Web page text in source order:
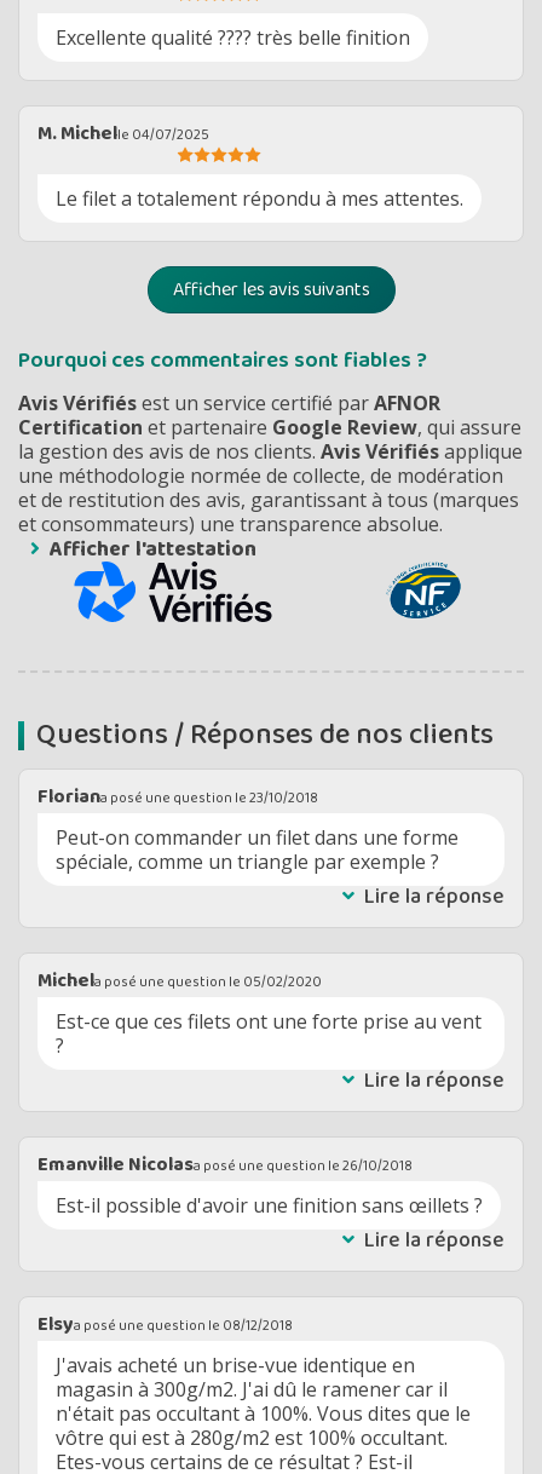
Excellente qualité ???? très belle finition
M. Michelle 04/07/2025
Le filet a totalement répondu à mes attentes.
Afficher les avis suivants
Pourquoi ces commentaires sont fiables ?
Avis Vérifiésest un service certifié parAFNOR
Certification et partenaire Google Review, qui assure
la gestion des avis de nos clients. Avis Vérifiésapplique
une méthodologie normée de collecte, de modération
et de restitution des avis, garantissant à tous (marques
et consommateurs) une transparence absolue.
Afficher l'attestation
Questions / Réponses de nos clients
Floriana posé une question le23/10/2018
Peut-on commander un filet dans une forme
spéciale, comme un triangle par exemple ?
Lire la réponse
Michela posé une question le 05/02/2020
Est-ce que ces filets ont une forte prise au vent
?
Lire la réponse
Emanville Nicolasa posé une question le26/10/2018
Est-il possible d'avoir une finition sans œillets ?
Lire la réponse
Elsya posé une question le 08/12/2018
J'avais acheté un brise-vue identique en
magasin à 300g/m2. J'ai dû le ramener car il
n'était pas occultant à 100%. Vous dites que le
vôtre qui est à 280g/m2 est 100% occultant.
Etes-vous certains de ce résultat ? Est-il